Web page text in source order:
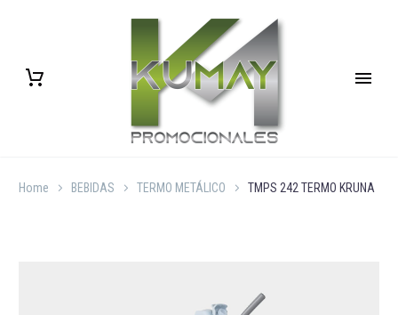
Home BEBIDAS TERMO METÁLICO TMPS 242 TERMO KRUNA